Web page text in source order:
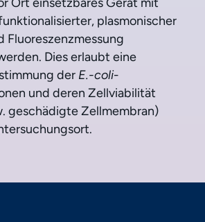
plasmonischer
Fluoreszenzmessung
Dies erlaubt eine
der E.-coli-
und deren Zellviabilität
geschädigte Zellmembran)